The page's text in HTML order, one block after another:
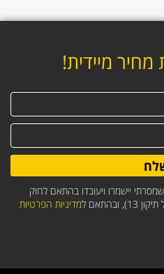
מיידית!
יישמרו ויעובדו בהתאם לחוק
מדיניות הפרטיות